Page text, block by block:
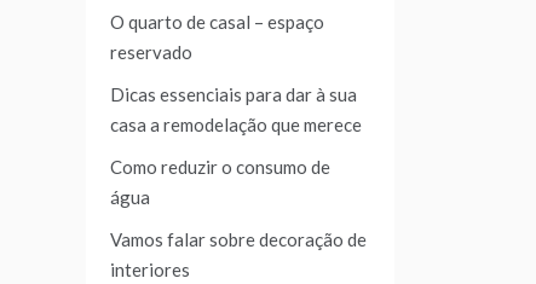
O quarto de casal – espaço
reservado
Dicas essenciais para dar à sua
casa a remodelação que merece
Como reduzir o consumo de
água
Vamos falar sobre decoração de
interiores